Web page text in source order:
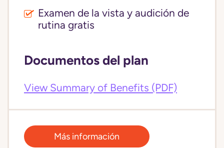
Examen de la vista y audición de
rutina gratis
Documentos del plan
View Summary of Benefits (PDF)
Más información